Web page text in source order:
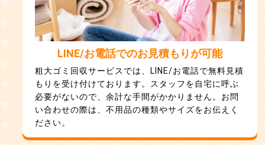
LINE/お電話でのお見積もりが可能
粗大ゴミ回収サービスでは、LINE/お電話で無料見積
もりを受け付けております。スタッフを自宅に呼ぶ
必要がないので、余計な手間がかかりません。お問
い合わせの際は、不用品の種類やサイズをお伝えく
ださい。